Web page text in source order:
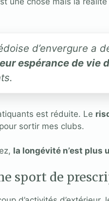
d’envergure a
espérance de vie
est réduite. Le
sortir mes clubs.
la longévité n’est plus
sport de